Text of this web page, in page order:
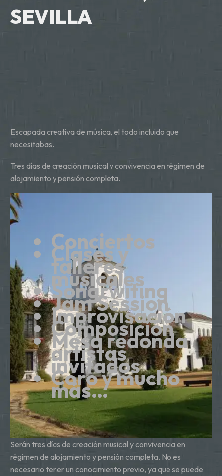
SEVILLA
Escapada creativa de música, el todo incluido que
necesitabas.
Tres días de creación musical y convivencia en régimen de
alojamiento y pensión completa.
Conciertos
Clases y
talleres
musicales
Songrwiting
Jam Session
Improvisación
Composición
Mesa redonda
artistas
invitados
Coro y mucho
más…
Serán tres días de creación musical y convivencia en
régimen de alojamiento y pensión completa. No es
necesario tener un conocimiento previo, ya que se puede